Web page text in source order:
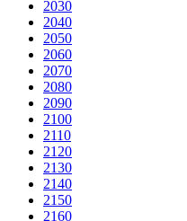
2030
2040
2050
2060
2070
2080
2090
2100
2110
2120
2130
2140
2150
2160